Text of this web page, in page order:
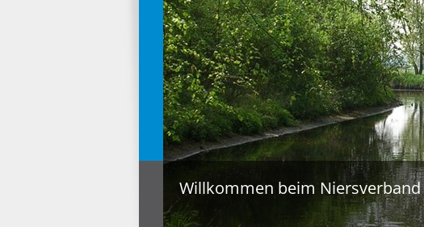
Willkommen beim Niersverband